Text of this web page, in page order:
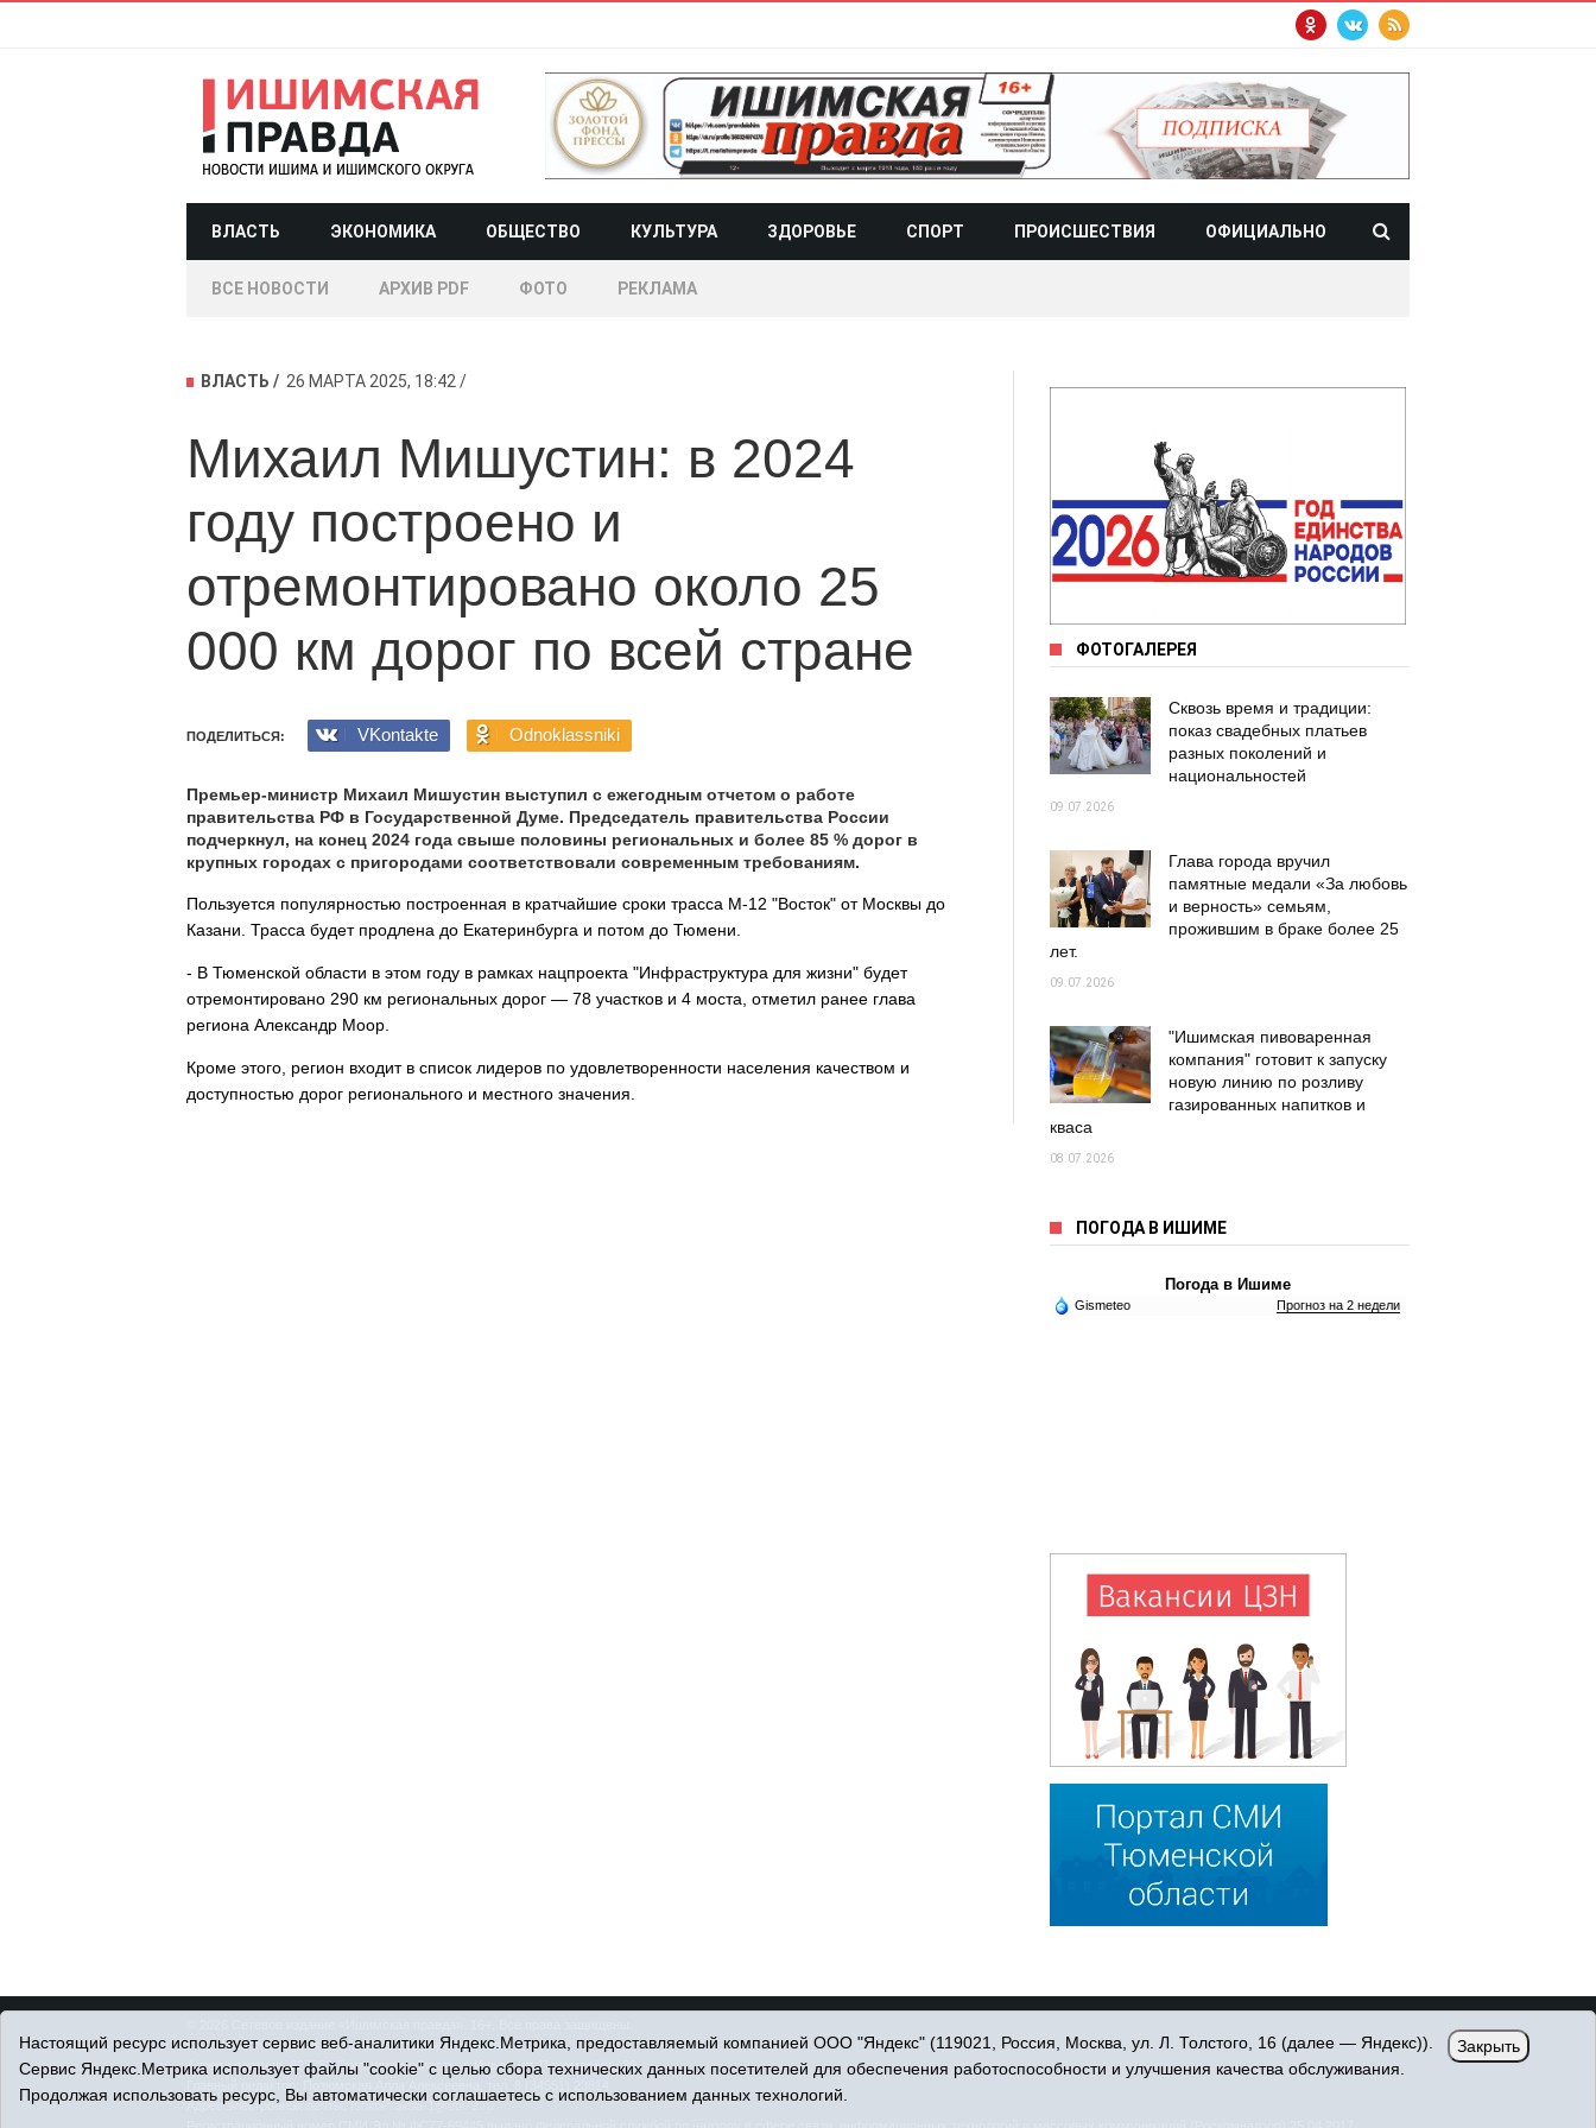
ВЛАСТЬ ЭКОНОМИКА ОБЩЕСТВО КУЛЬТУРА ЗДОРОВЬЕ СПОРТ ПРОИСШЕСТВИЯ ОФИЦИАЛЬНО
ВСЕ НОВОСТИ АРХИВ PDF ФОТО РЕКЛАМА
ВЛАСТЬ 26 МАРТА 2025, 18:42
Михаил Мишустин: в 2024
году построено и
отремонтировано около 25
000 км дорог по всей стране
ПОДЕЛИТЬСЯ: VKontakte Odnoklassniki
Премьер-министр Михаил Мишустин выступил с ежегодным отчетом о работе
правительства РФ в Государственной Думе. Председатель правительства России
подчеркнул, на конец 2024 года свыше половины региональных и более 85 % дорог в
крупных городах с пригородами соответствовали современным требованиям.
Пользуется популярностью построенная в кратчайшие сроки трасса М-12 "Восток" от Москвы до
Казани. Трасса будет продлена до Екатеринбурга и потом до Тюмени.
- В Тюменской области в этом году в рамках нацпроекта "Инфраструктура для жизни" будет
отремонтировано 290 км региональных дорог — 78 участков и 4 моста, отметил ранее глава
региона Александр Моор.
Кроме этого, регион входит в список лидеров по удовлетворенности населения качеством и
доступностью дорог регионального и местного значения.
ФОТОГАЛЕРЕЯ
Сквозь время и традиции:
показ свадебных платьев
разных поколений и
национальностей
09.07.2026
Глава города вручил
памятные медали «За любовь
и верность» семьям,
прожившим в браке более 25
лет.
09.07.2026
"Ишимская пивоваренная
компания" готовит к запуску
новую линию по розливу
газированных напитков и
кваса
08.07.2026
ПОГОДА В ИШИМЕ
Погода в Ишиме
Gismeteo Прогноз на 2 недели
© При использовании материалов ссылка обязательна.
Адрес редакции: 627750 Тюменская область, г. Ишим, ул. Пономарёва, 39.
Адрес электронной почты:IshimPravda-1@obl72.ru
Настоящий ресурс использует сервис веб-аналитики Яндекс.Метрика, предоставляемый компанией ООО "Яндекс" (119021, Россия, Москва, ул. Л. Толстого, 16 (далее — Яндекс)).
Сервис Яндекс.Метрика использует файлы "cookie" с целью сбора технических данных посетителей для обеспечения работоспособности и улучшения качества обслуживания.
Продолжая использовать ресурс, Вы автоматически соглашаетесь с использованием данных технологий.
Закрыть